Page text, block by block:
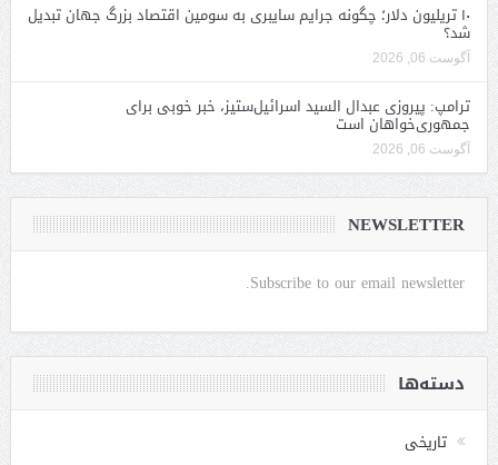
۱۰ تریلیون دلار؛ چگونه جرایم سایبری به سومین اقتصاد بزرگ جهان تبدیل
شد؟
آگوست 06, 2026
ترامپ: پیروزی عبدال السید اسرائیل‌ستیز، خبر خوبی برای
جمهوری‌خواهان است
آگوست 06, 2026
NEWSLETTER
Subscribe to our email newsletter.
دسته‌ها
تاریخی